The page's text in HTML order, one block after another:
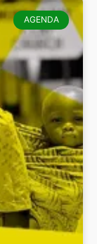
AGENDA